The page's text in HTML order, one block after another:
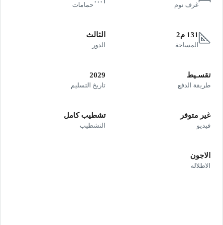
غرف نوم حمامات
131 م2
المساحة
الثالث
الدور
تقسـيط
طريقة الدفع
2029
تاريخ التسليم
غير متوفر
فيديو
تشطيب كامل
التشطيب
الاجون
الاطلاله